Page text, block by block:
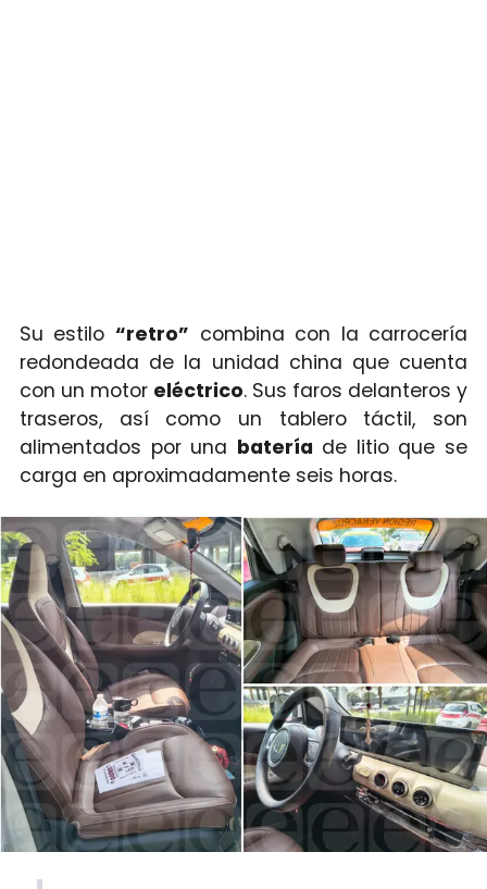
Su estilo “retro” combina con la carrocería
redondeada de la unidad china que cuenta
con un motor eléctrico. Sus faros delanteros y
traseros, así como un tablero táctil, son
alimentados por una batería de litio que se
carga en aproximadamente seis horas.